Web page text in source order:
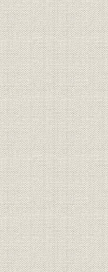
3月~1978年6月―